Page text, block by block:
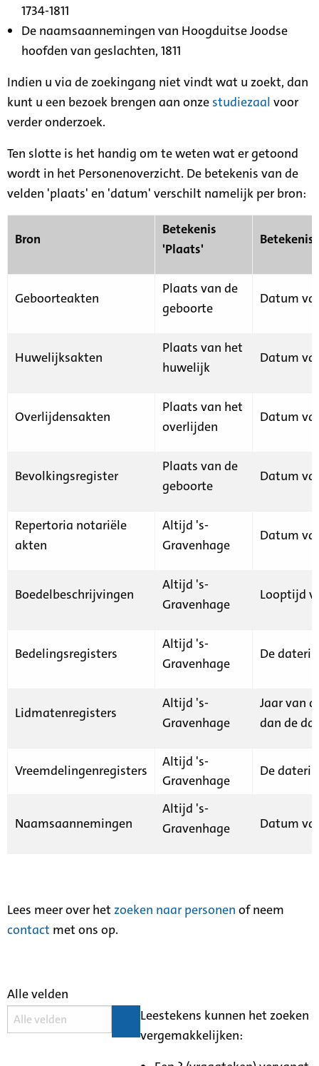
1734-1811
De naamsaannemingen van Hoogduitse Joodse
hoofden van geslachten, 1811
Indien u via de zoekingang niet vindt wat u zoekt, dan
kunt u een bezoek brengen aan onze studiezaal voor
verder onderzoek.
Ten slotte is het handig om te weten wat er getoond
wordt in het Personenoverzicht. De betekenis van de
velden 'plaats' en 'datum' verschilt namelijk per bron:
Bron
Betekenis
'Plaats'
Geboorteakten
Plaats van de
geboorte
Datum
Huwelijksakten
Plaats van het
huwelijk
Datum
Overlijdensakten
Plaats van het
overlijden
Datum
Bevolkingsregister
Plaats van de
geboorte
Datum
Repertoria notariële
akten
Altijd 's-
Gravenhage
Datum
Boedelbeschrijvingen
Altijd 's-
Gravenhage
Looptijd
Bedelingsregisters
Altijd 's-
Gravenhage
De
Lidmatenregisters
Altijd 's-
Gravenhage
Jaar van
dan de
Vreemdelingenregisters
Altijd 's-
Gravenhage
De
Naamsaannemingen
Altijd 's-
Gravenhage
Datum
Lees meer over het zoeken naar personen of neem
contact met ons op.
Alle velden
Leestekens kunnen het zoeken
vergemakkelijken: